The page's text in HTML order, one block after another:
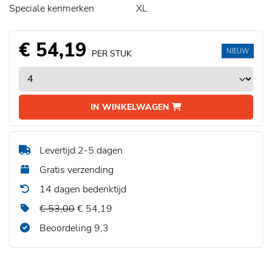
Speciale kenmerken
XL
€ 54,19 PER STUK
IN WINKELWAGEN
NIEUW
Levertijd 2-5 dagen
Gratis verzending
14 dagen bedenktijd
€ 53,00€ 54,19
Beoordeling 9,3